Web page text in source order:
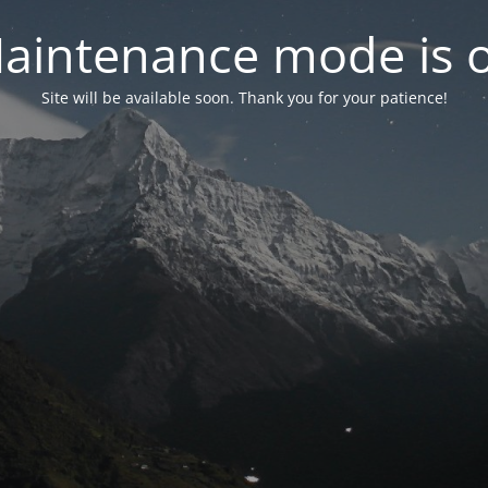
mode is
Site will be available soon. Thank you for your patience!